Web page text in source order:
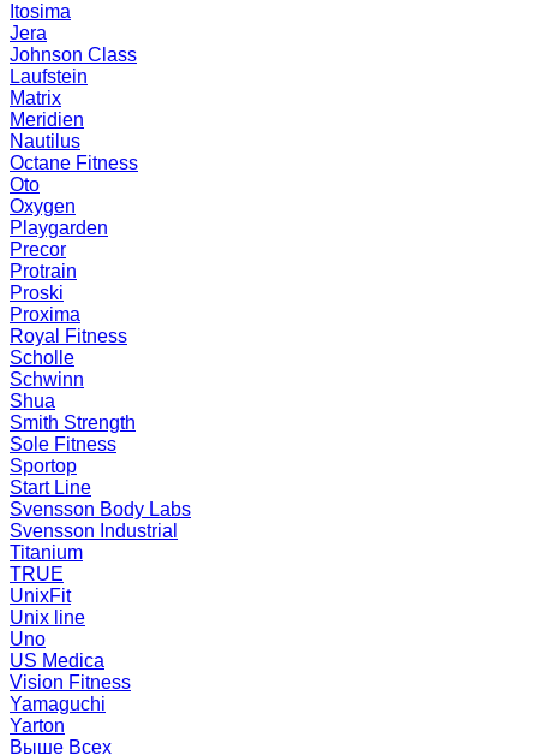
Itosima
Jera
Johnson Class
Laufstein
Matrix
Meridien
Nautilus
Octane Fitness
Oto
Oxygen
Playgarden
Precor
Protrain
Proski
Proxima
Royal Fitness
Scholle
Schwinn
Shua
Smith Strength
Sole Fitness
Sportop
Start Line
Svensson Body Labs
Svensson Industrial
Titanium
TRUE
UnixFit
Unix line
Uno
US Medica
Vision Fitness
Yamaguchi
Yarton
Выше Всех